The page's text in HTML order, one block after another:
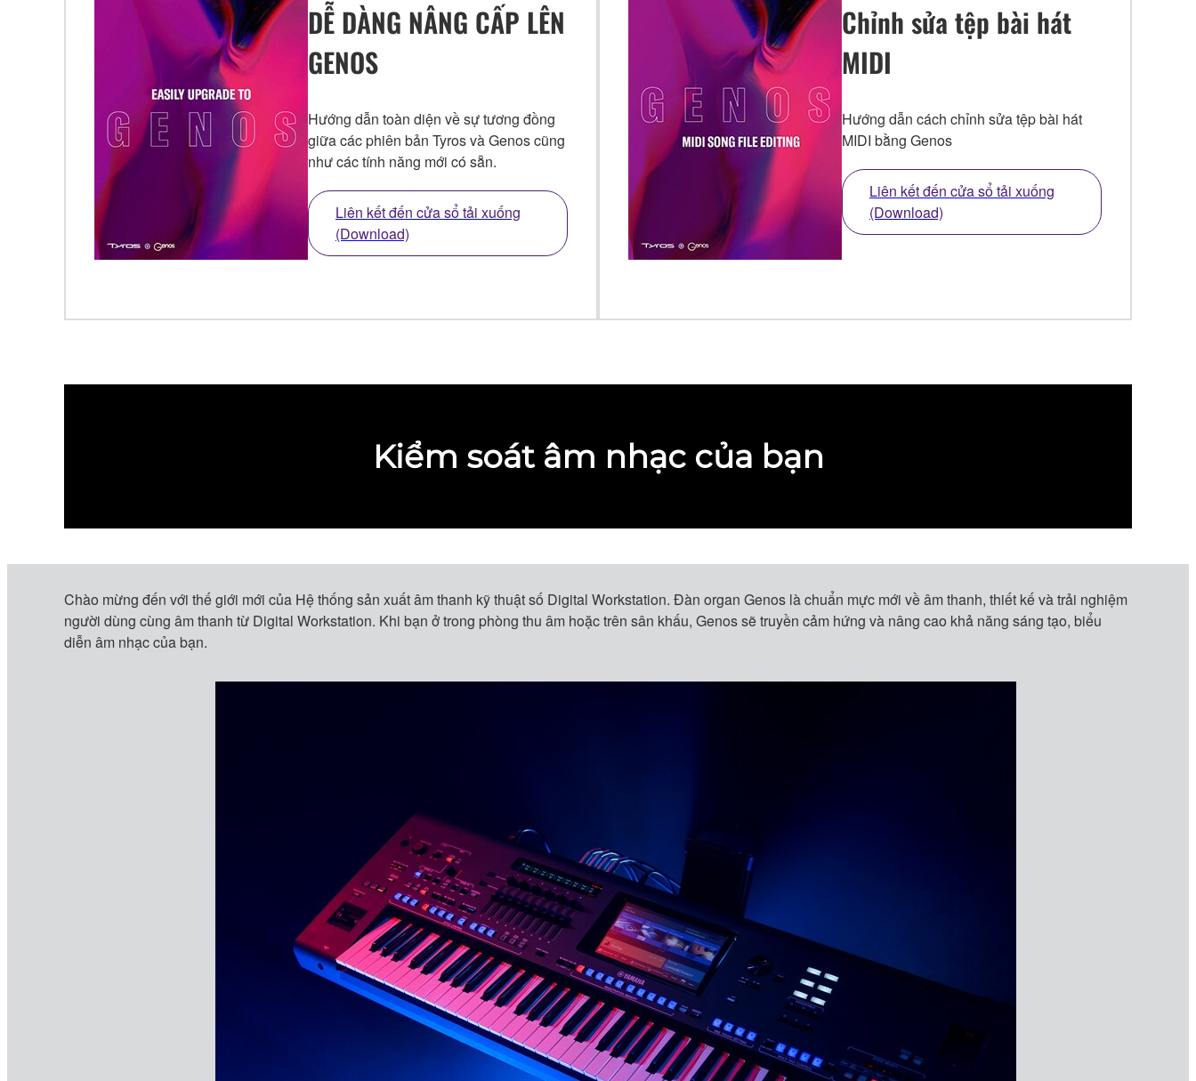
DỄ DÀNG NÂNG CẤP LÊN
GENOS
Hướng dẫn toàn diện về sự tương đồng
giữa các phiên bản Tyros và Genos cũng
như các tính năng mới có sẵn.
Liên kết đến cửa sổ tải xuống
(Download)
Chỉnh sửa tệp bài hát
MIDI
Hướng dẫn cách chỉnh sửa tệp bài hát
MIDI bằng Genos
Liên kết đến cửa sổ tải xuống
(Download)
Kiểm soát âm nhạc của bạn
Chào mừng đến với thế giới mới của Hệ thống sản xuất âm thanh kỹ thuật số Digital Workstation. Đàn organ Genos là chuẩn mực mới về âm thanh, thiết kế và trải nghiệm
người dùng cùng âm thanh từ Digital Workstation. Khi bạn ở trong phòng thu âm hoặc trên sân khấu, Genos sẽ truyền cảm hứng và nâng cao khả năng sáng tạo, biểu
diễn âm nhạc của bạn.